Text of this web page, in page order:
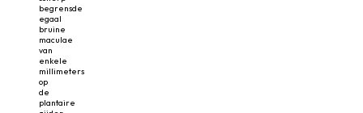
begrensde
egaal
bruine
maculae
van
enkele
millimeters
op
de
plantaire